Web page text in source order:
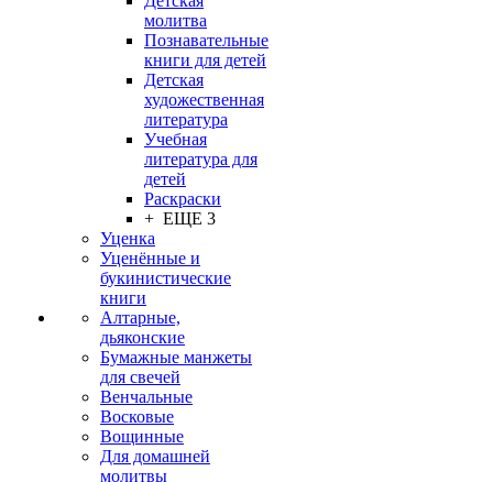
молитва
Познавательные
книги для детей
Детская
художественная
литература
Учебная
литература для
детей
Раскраски
+ ЕЩЕ 3
Уценка
Уценённые и
букинистические
книги
Алтарные,
дьяконские
Бумажные манжеты
для свечей
Венчальные
Восковые
Вощинные
Для домашней
молитвы